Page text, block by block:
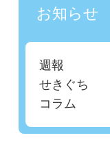
お知らせ
週報
せきぐち
コラム